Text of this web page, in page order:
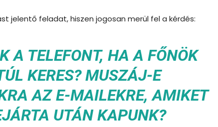
jelentő feladat, hiszen jogosan merül fel a kérdés:
A TELEFONT, HA A FŐNÖK
KERES? MUSZÁJ-E
AZ E-MAILEKRE, AMIKET
UTÁN KAPUNK?